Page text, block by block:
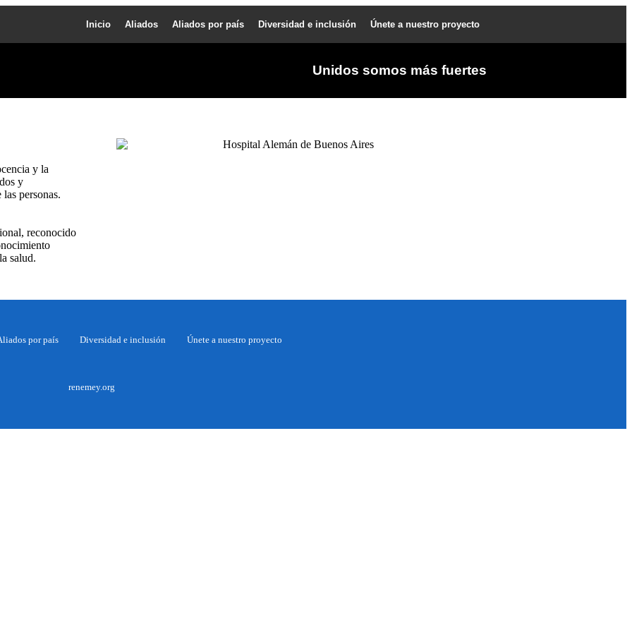
Inicio Aliados Aliados por país Diversidad e inclusión Únete a nuestro proyecto
Unidos somos más fuertes
y la
y
personas.
reconocido
salud.
por país Diversidad e inclusión Únete a nuestro proyecto
renemey.org